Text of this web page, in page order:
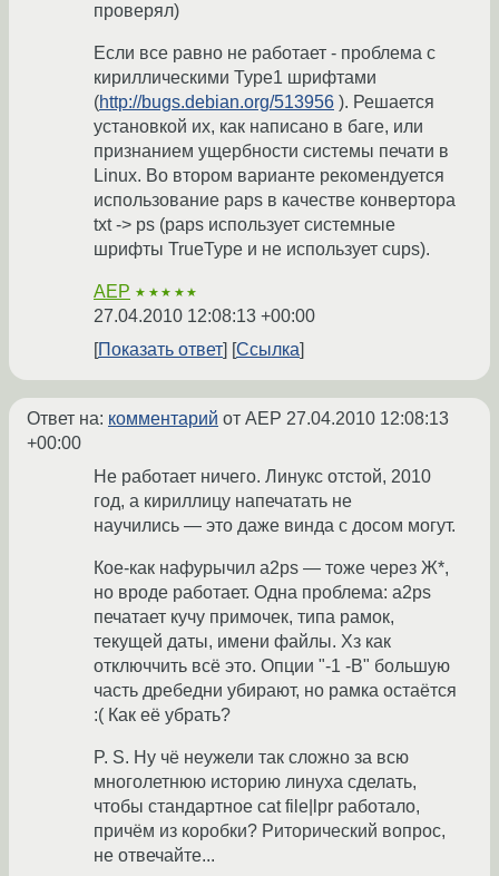
проверял)
Если все равно не работает - проблема с
кириллическими Type1 шрифтами
(http://bugs.debian.org/513956 ). Решается
установкой их, как написано в баге, или
признанием ущербности системы печати в
Linux. Во втором варианте рекомендуется
использование paps в качестве конвертора
txt -> ps (paps использует системные
шрифты TrueType и не использует cups).
AEP ★★★★★
27.04.2010 12:08:13 +00:00
Показать ответ
Ссылка
Ответ на: комментарий от AEP 27.04.2010 12:08:13
+00:00
Не работает ничего. Линукс отстой, 2010
год, а кириллицу напечатать не
научились — это даже винда с досом могут.
Кое-как нафурычил a2ps — тоже через Ж*,
но вроде работает. Одна проблема: a2ps
печатает кучу примочек, типа рамок,
текущей даты, имени файлы. Хз как
отключчить всё это. Опции "-1 -B" большую
часть дребедни убирают, но рамка остаётся
:( Как её убрать?
P. S. Ну чё неужели так сложно за всю
многолетнюю историю линуха сделать,
чтобы стандартное cat file|lpr работало,
причём из коробки? Риторический вопрос,
не отвечайте...